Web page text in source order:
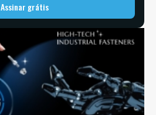
Assinar grátis